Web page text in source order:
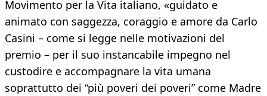
Movimento per la Vita italiano, «guidato e
animato con saggezza, coraggio e amore da Carlo
Casini – come si legge nelle motivazioni del
premio – per il suo instancabile impegno nel
custodire e accompagnare la vita umana
soprattutto dei “più poveri dei poveri” come Madre